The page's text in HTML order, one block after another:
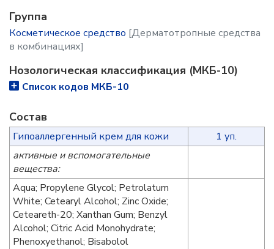
Группа
Косметическое средство [Дерматотропные средства
в комбинациях]
Нозологическая классификация (МКБ-10)
Список кодов МКБ-10
Состав
Гипоаллергенный крем для кожи
1 уп.
активные и вспомогательные
вещества:
Aqua; Propylene Glycol; Petrolatum
White; Cetearyl Alcohol; Zinc Oxide;
Ceteareth-20; Xanthan Gum; Benzyl
Alcohol; Citric Acid Monohydrate;
Phenoxyethanol; Bisabolol